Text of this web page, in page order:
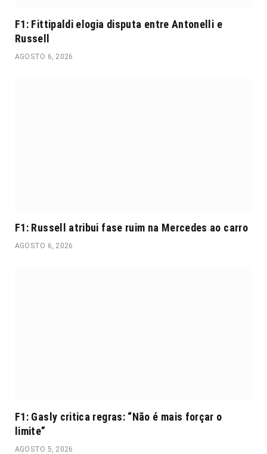
F1: Fittipaldi elogia disputa entre Antonelli e
Russell
AGOSTO 6, 2026
F1: Russell atribui fase ruim na Mercedes ao carro
AGOSTO 6, 2026
F1: Gasly critica regras: “Não é mais forçar o
limite”
AGOSTO 5, 2026